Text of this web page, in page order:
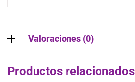
Valoraciones (0)
Productos relacionados